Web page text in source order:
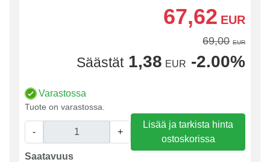
67,62 EUR
69,00 EUR
Säästät1,38 EUR -2.00%
Varastossa
Tuote on varastossa.
- +
Lisää ja tarkista hinta
ostoskorissa
Saatavuus